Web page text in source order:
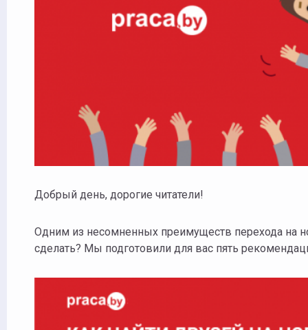
Добрый день, дорогие читатели!
Одним из несомненных преимуществ перехода на
сделать? Мы подготовили для вас пять